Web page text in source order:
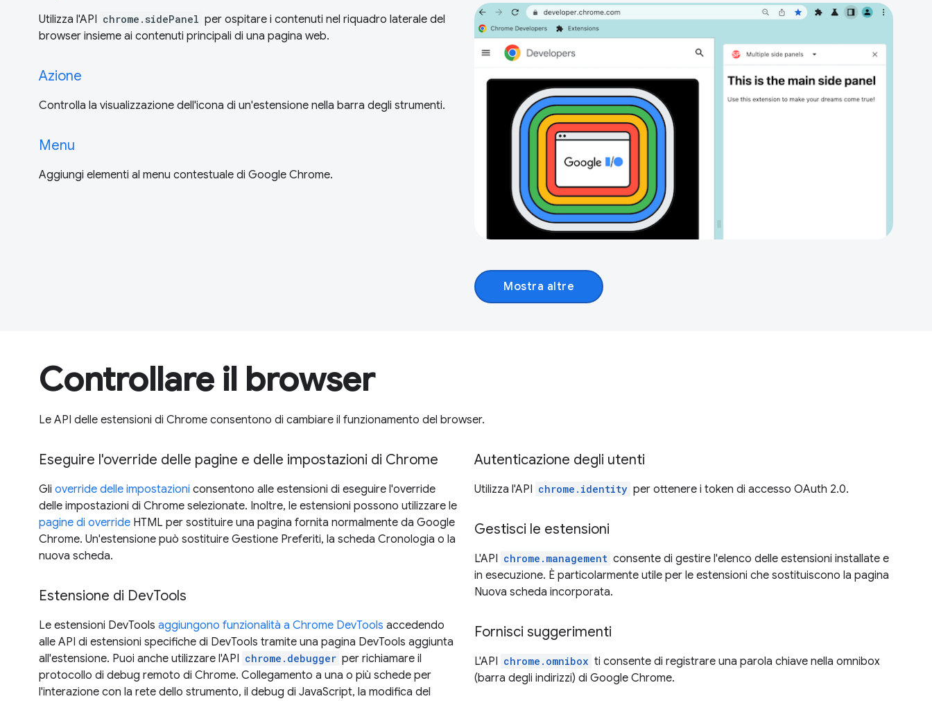
Utilizza l'API chrome.sidePanel per ospitare i contenuti nel riquadro laterale del
browser insieme ai contenuti principali di una pagina web.
Azione
Controlla la visualizzazione dell'icona di un'estensione nella barra degli strumenti.
Menu
Aggiungi elementi al menu contestuale di Google Chrome.
Mostra altre
Controllare il browser
Le API delle estensioni di Chrome consentono di cambiare il funzionamento del browser.
Eseguire l'override delle pagine e delle impostazioni di Chrome
Gli override delle impostazioni consentono alle estensioni di eseguire l'override
delle impostazioni di Chrome selezionate. Inoltre, le estensioni possono utilizzare le
pagine di override HTML per sostituire una pagina fornita normalmente da Google
Chrome. Un'estensione può sostituire Gestione Preferiti, la scheda Cronologia o la
nuova scheda.
Estensione di DevTools
Le estensioni DevTools aggiungono funzionalità a Chrome DevTools accedendo
alle API di estensioni specifiche di DevTools tramite una pagina DevTools aggiunta
all'estensione. Puoi anche utilizzare l'API chrome.debugger per richiamare il
protocollo di debug remoto di Chrome. Collegamento a una o più schede per
l'interazione con la rete dello strumento, il debug di JavaScript, la modifica del
Autenticazione degli utenti
Utilizza l'API chrome.identity per ottenere i token di accesso OAuth 2.0.
Gestisci le estensioni
L'API chrome.management consente di gestire l'elenco delle estensioni installate e
in esecuzione. È particolarmente utile per le estensioni che sostituiscono la pagina
Nuova scheda incorporata.
Fornisci suggerimenti
L'API chrome.omnibox ti consente di registrare una parola chiave nella omnibox
(barra degli indirizzi) di Google Chrome.